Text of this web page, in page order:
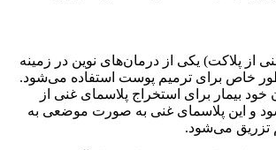
از پلاکت) یکی از درمان‌های نوین در زمینه
خاص برای ترمیم پوست استفاده می‌شود.
بیمار برای استخراج پلاسمای غنی از
و این پلاسمای غنی به صورت موضعی به
می‌شود.